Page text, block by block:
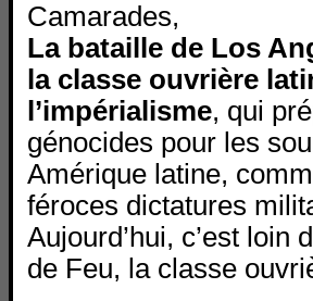
Camarades,
La bataille de Los
la classe ouvrière
l’impérialisme, qui
génocides pour les
Amérique latine,
féroces dictatures
Aujourd’hui, c’est loin
de Feu, la classe